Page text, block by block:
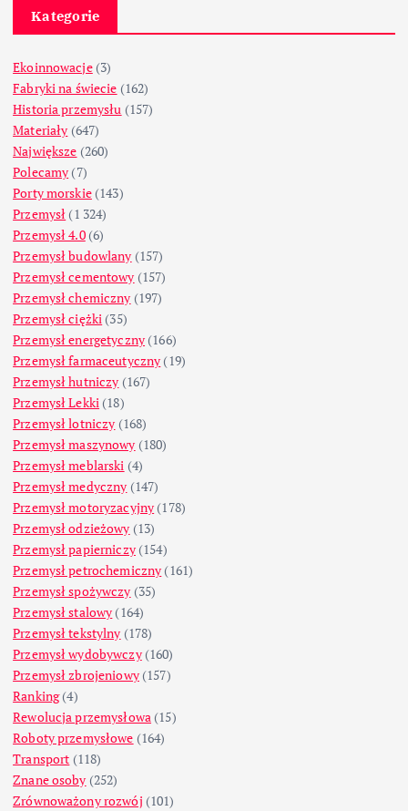
Kategorie
Ekoinnowacje(3)
Fabryki na świecie (162)
Historia przemysłu (157)
Materiały (647)
Największe (260)
Polecamy (7)
Porty morskie(143)
Przemysł (1 324)
Przemysł 4.0(6)
Przemysł budowlany (157)
Przemysł cementowy (157)
Przemysł chemiczny (197)
Przemysł ciężki (35)
Przemysł energetyczny (166)
Przemysł farmaceutyczny (19)
Przemysł hutniczy (167)
Przemysł Lekki (18)
Przemysł lotniczy (168)
Przemysł maszynowy (180)
Przemysł meblarski (4)
Przemysł medyczny (147)
Przemysł motoryzacyjny (178)
Przemysł odzieżowy (13)
Przemysł papierniczy(154)
Przemysł petrochemiczny (161)
Przemysł spożywczy (35)
Przemysł stalowy (164)
Przemysł tekstylny (178)
Przemysł wydobywczy(160)
Przemysł zbrojeniowy(157)
Ranking(4)
Rewolucja przemysłowa (15)
Roboty przemysłowe (164)
Transport (118)
Znane osoby (252)
Zrównoważony rozwój (101)